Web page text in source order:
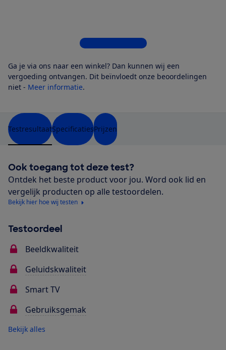
Bekijk alle 6 winkels
Ga je via ons naar een winkel? Dan kunnen wij een
vergoeding ontvangen. Dit beïnvloedt onze beoordelingen
niet - Meer informatie.
TestresultaatSpecificatiesPrijzen
Ook toegang tot deze test?
Ontdek het beste product voor jou. Word ook lid en
vergelijk producten op alle testoordelen.
Bekijk hier hoe wij testen
Testoordeel
Beeldkwaliteit
Geluidskwaliteit
Smart TV
Gebruiksgemak
Bekijk alles